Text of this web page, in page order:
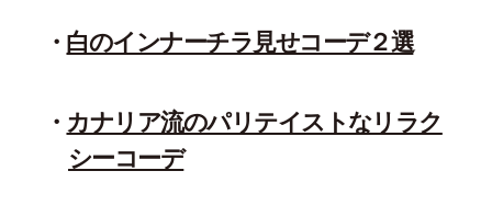
白のインナーチラ見せコーデ２選
カナリア流のパリテイストなリラク
シーコーデ